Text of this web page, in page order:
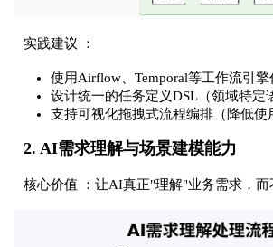
实践建议 ：
使用Airflow、Temporal等工作流引
设计统一的任务定义DSL（领域特定
支持可视化拖拽式流程编排（降低使
2. AI需求理解与场景建模能力
核心价值 ：让AI真正"理解"业务需求，